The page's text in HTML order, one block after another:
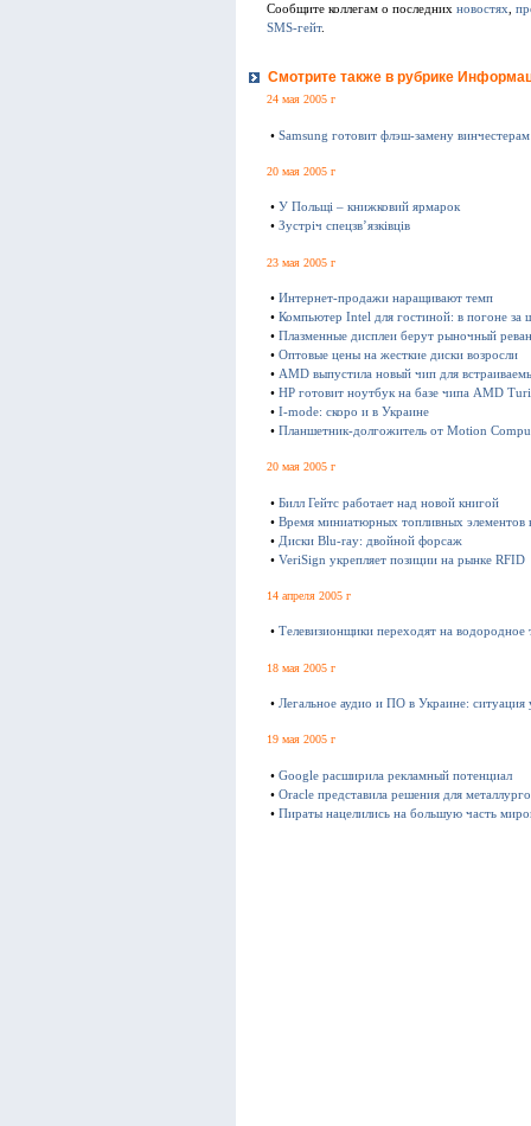
Сообщите коллегам о последних новостях
SMS-гейт.
Смотрите также в рубрике
24 мая 2005 г
• Samsung готовит флэш-замену винчестерам
20 мая 2005 г
• У Польщі – книжковий ярмарок
• Зустріч спецзв’язківців
23 мая 2005 г
• Интернет-продажи наращивают темп
• Компьютер Intel для гостиной: в погоне за
• Плазменные дисплеи берут рыночный
• Оптовые цены на жесткие диски возросли
• AMD выпустила новый чип для
• HP готовит ноутбук на базе чипа AMD
• I-mode: скоро и в Украине
• Планшетник-долгожитель от Motion
20 мая 2005 г
• Билл Гейтс работает над новой книгой
• Время миниатюрных топливных элементов
• Диски Blu-ray: двойной форсаж
• VeriSign укрепляет позиции на рынке RFID
14 апреля 2005 г
• Телевизионщики переходят на водородное
18 мая 2005 г
• Легальное аудио и ПО в Украине: ситуация
19 мая 2005 г
• Google расширила рекламный потенциал
• Oracle представила решения для
• Пираты нацелились на большую часть